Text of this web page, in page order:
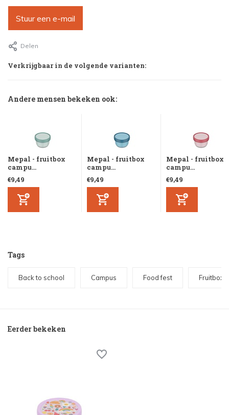
Stuur een e-mail
Delen
Verkrijgbaar in de volgende varianten:
Andere mensen bekeken ook:
Mepal - fruitbox
campu...
€9,49
Mepal - fruitbox
campu...
€9,49
Mepal - fruitbox
campu...
€9,49
Tags
Back to school Campus Food fest Fruitbox
Eerder bekeken